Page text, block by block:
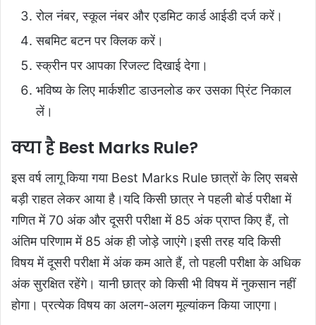
रोल नंबर, स्कूल नंबर और एडमिट कार्ड आईडी दर्ज करें।
सबमिट बटन पर क्लिक करें।
स्क्रीन पर आपका रिजल्ट दिखाई देगा।
भविष्य के लिए मार्कशीट डाउनलोड कर उसका प्रिंट निकाल
लें।
क्या है Best Marks Rule?
इस वर्ष लागू किया गया Best Marks Rule छात्रों के लिए सबसे
बड़ी राहत लेकर आया है।यदि किसी छात्र ने पहली बोर्ड परीक्षा में
गणित में 70 अंक और दूसरी परीक्षा में 85 अंक प्राप्त किए हैं, तो
अंतिम परिणाम में 85 अंक ही जोड़े जाएंगे।इसी तरह यदि किसी
विषय में दूसरी परीक्षा में अंक कम आते हैं, तो पहली परीक्षा के अधिक
अंक सुरक्षित रहेंगे। यानी छात्र को किसी भी विषय में नुकसान नहीं
होगा। प्रत्येक विषय का अलग-अलग मूल्यांकन किया जाएगा।